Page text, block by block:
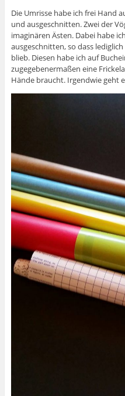
Die Umrisse habe ich frei Hand
und ausgeschnitten. Zwei der
imaginären Ästen. Dabei habe
ausgeschnitten, so dass
blieb. Diesen habe ich auf
zugegebenermaßen eine
Hände braucht. Irgendwie geht